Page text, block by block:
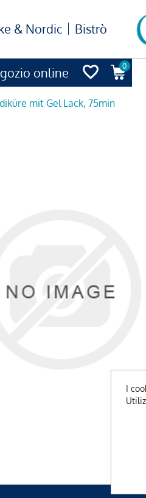
online 0
& Nordic Bistrò
mit Gel Lack, 75min
I